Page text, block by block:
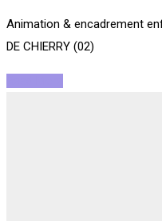
Animation & encadrement
DE CHIERRY (02)